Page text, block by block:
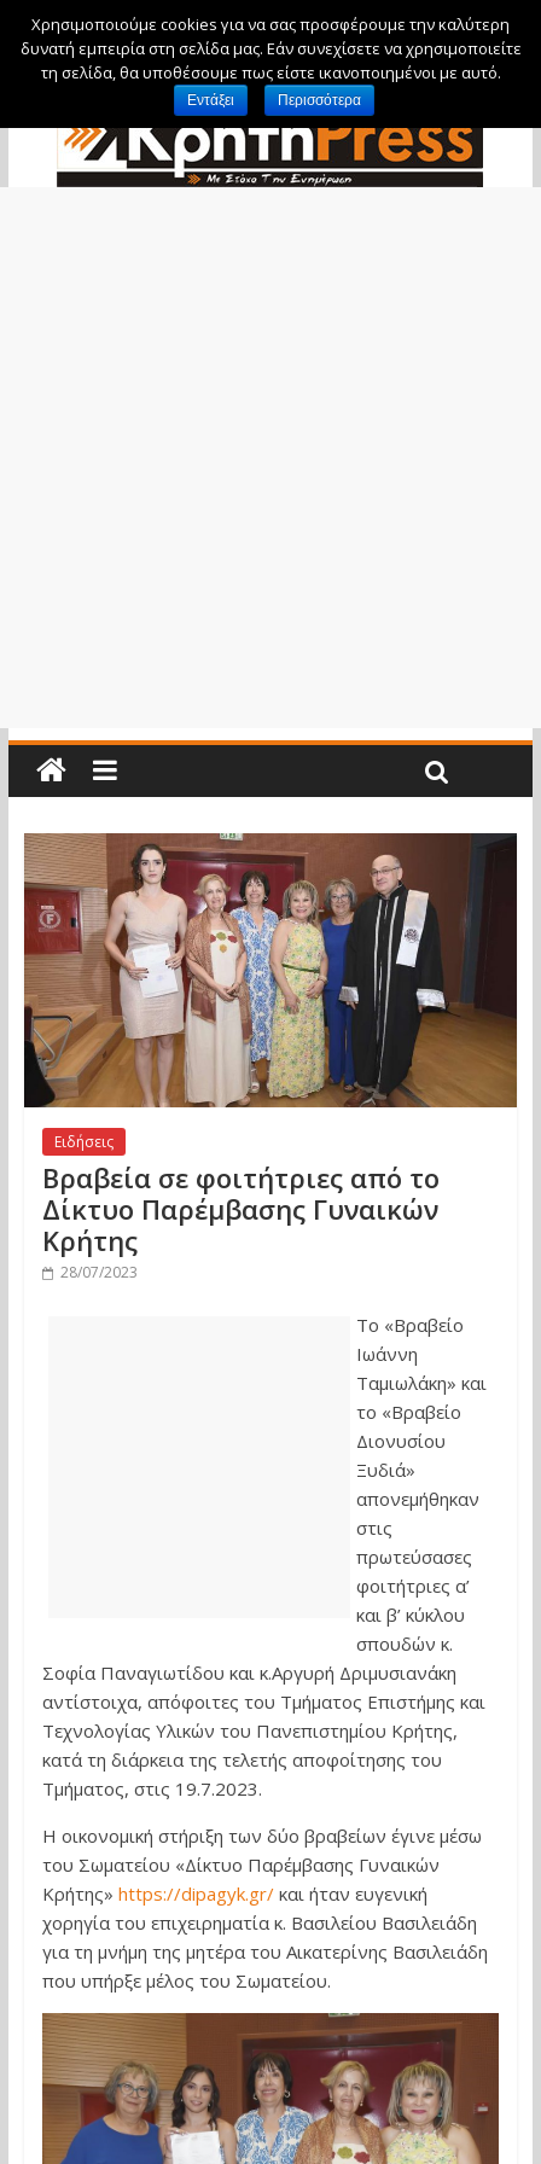
Πέμπτη, 6 Αυγούστου, 2026
Ειδήσεις
Βραβεία σε φοιτήτριες από το
Δίκτυο Παρέμβασης Γυναικών
Κρήτης
28/07/2023
Το «Βραβείο
Ιωάννη
Ταμιωλάκη» και
το «Βραβείο
Διονυσίου
Ξυδιά»
απονεμήθηκαν
στις
πρωτεύσασες
φοιτήτριες α’
και β’ κύκλου
σπουδών κ.
Σοφία Παναγιωτίδου και κ.Αργυρή Δριμυσιανάκη
αντίστοιχα, απόφοιτες του Τμήματος Επιστήμης και
Τεχνολογίας Υλικών του Πανεπιστημίου Κρήτης,
κατά τη διάρκεια της τελετής αποφοίτησης του
Τμήματος, στις 19.7.2023.
Η οικονομική στήριξη των δύο βραβείων έγινε μέσω
του Σωματείου «Δίκτυο Παρέμβασης Γυναικών
Κρήτης» https://dipagyk.gr/ και ήταν ευγενική
χορηγία του επιχειρηματία κ. Βασιλείου Βασιλειάδη
για τη μνήμη της μητέρα του Αικατερίνης Βασιλειάδη
που υπήρξε μέλος του Σωματείου.
Χρησιμοποιούμε cookies για να σας προσφέρουμε την καλύτερη
δυνατή εμπειρία στη σελίδα μας. Εάν συνεχίσετε να χρησιμοποιείτε
τη σελίδα, θα υποθέσουμε πως είστε ικανοποιημένοι με αυτό.
Εντάξει Περισσότερα